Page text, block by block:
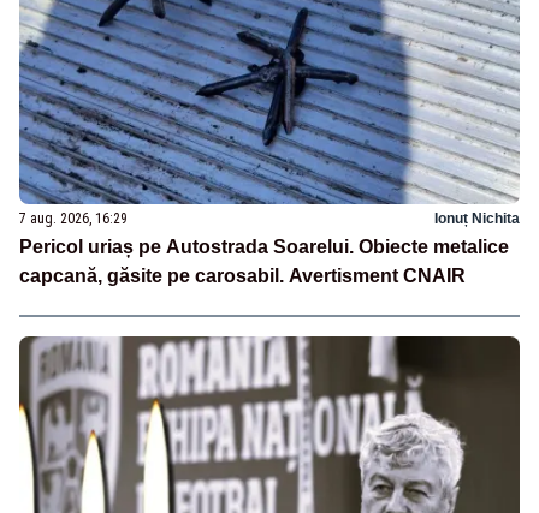
7 aug. 2026, 16:29 Ionuț Nichita
Pericol uriaș pe Autostrada Soarelui. Obiecte metalice
capcană, găsite pe carosabil. Avertisment CNAIR